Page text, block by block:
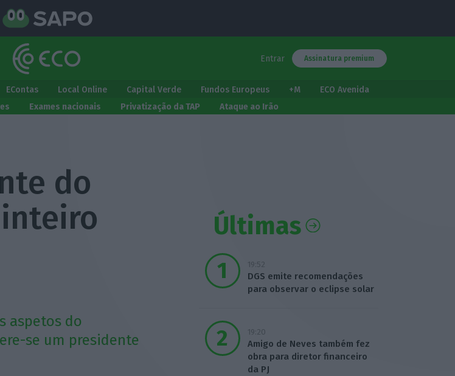
Entrar Assinatura premium
EContas Local Online Capital Verde Fundos Europeus +M
ECO Avenida
Exames nacionais Privatização da TAP Ataque ao Irão
do
aspetos do
se um presidente
Últimas
19:52
DGS emite recomendações
para observar o eclipse solar
19:20
Amigo de Neves também fez
obra para diretor financeiro
da PJ